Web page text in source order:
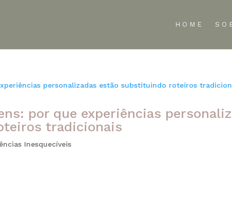
HOME
por que experiências
tradicionais
Inesquecíveis